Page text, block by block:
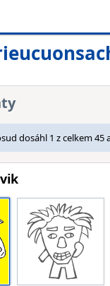
dosáhl 1 z celkem 45